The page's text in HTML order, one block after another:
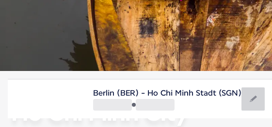
Ho Chi Minh City
Berlin (BER) - Ho Chi Minh Stadt (SGN)